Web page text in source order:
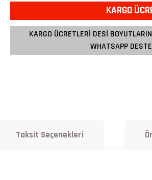
KARGO
KARGO ÜCRETLERİ DESİ
WHATSAPP
Taksit Seçenekleri